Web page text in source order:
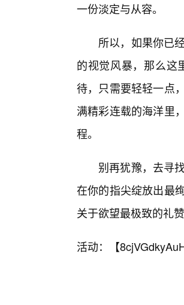
一份淡定与从容。
所以，如果你已
的视觉风暴，那么这
待，只需要轻轻一点
满精彩连载的海洋里
程。
别再犹豫，去寻
在你的指尖绽放出最
关于欲望最极致的礼赞
活动：【